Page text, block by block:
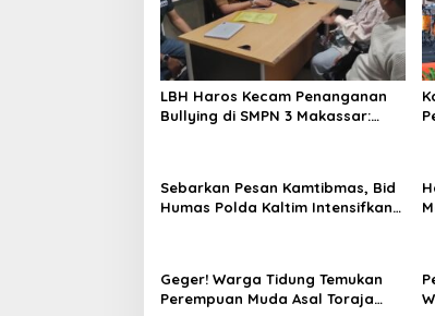
LBH Haros Kecam Penanganan
Bullying di SMPN 3 Makassar:
Sebarkan Pesan Kamtibmas, Bid
Humas Polda Kaltim Intensifkan
Geger! Warga Tidung Temukan
Perempuan Muda Asal Toraja